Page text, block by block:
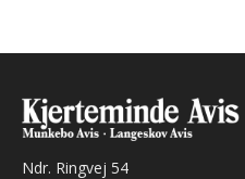
Ndr. Ringvej 54